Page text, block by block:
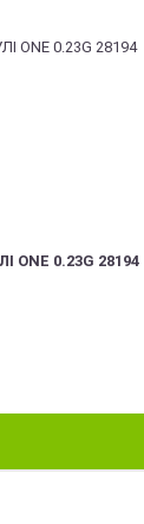
ONE 0.23G 28194